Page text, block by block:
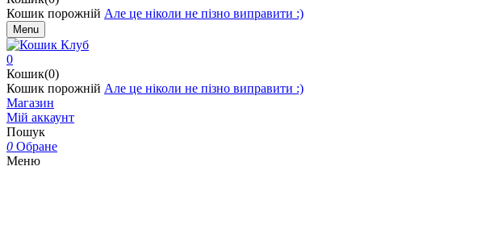
Кошик порожній Але це ніколи не пізно виправити :)
Menu
0
Кошик(0)
Кошик порожній Але це ніколи не пізно виправити :)
Магазин
Мій аккаунт
Пошук
0 Обране
Меню